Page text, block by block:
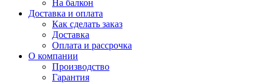
На балкон
Доставка и оплата
Как сделать заказ
Доставка
Оплата и рассрочка
О компании
Производство
Гарантия